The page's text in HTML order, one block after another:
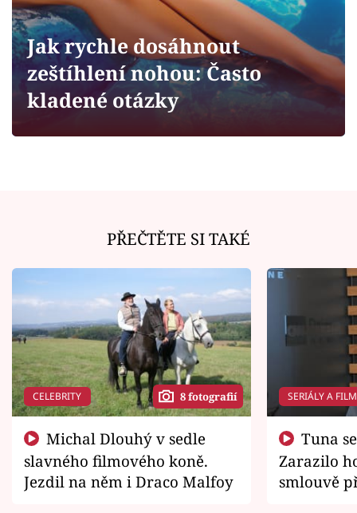
Sledujte prima+
Filmový festival Karlovy Vary
Sledujte nás
Jak rychle dosáhnout
zeštíhlení nohou: Často
kladené otázky
PŘEČTĚTE SI TAKÉ
CELEBRITY 8 fotografií
slavného filmového koně.
Jezdil na něm i Draco Malfoy
SERIÁLY A
Zarazilo
smlouvě